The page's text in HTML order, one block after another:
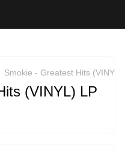
Smokie - Greatest Hits (VINYL)
(VINYL) LP